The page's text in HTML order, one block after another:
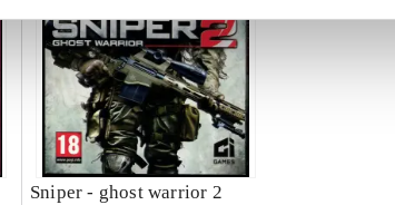
Sniper - ghost warrior 2